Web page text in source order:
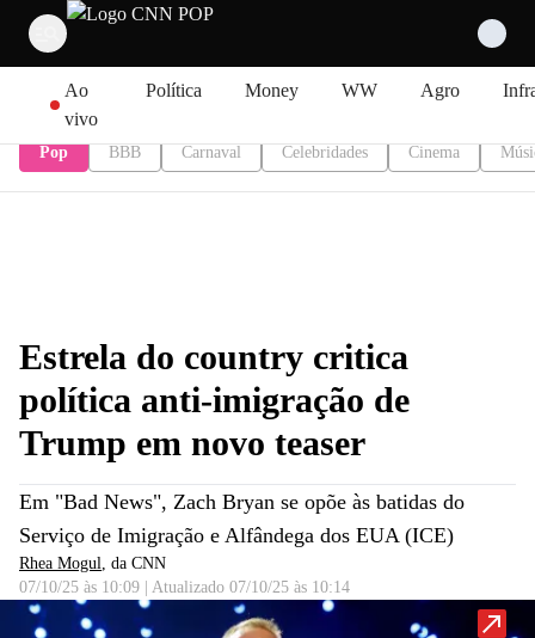
Ao
vivo
Política Money WW Agro
Pop BBB Carnaval Celebridades Cinema
Estrela do country critica
política anti-imigração de
Trump em novo teaser
Em "Bad News", Zach Bryan se opõe às batidas do
Serviço de Imigração e Alfândega dos EUA (ICE)
Rhea Mogul, da CNN
07/10/25 às 10:09
Atualizado 07/10/25 às 10:14